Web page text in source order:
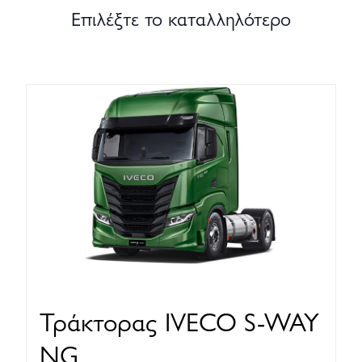
Επιλέξτε το καταλληλότερο
Τράκτορας IVECO S-WAY
NG